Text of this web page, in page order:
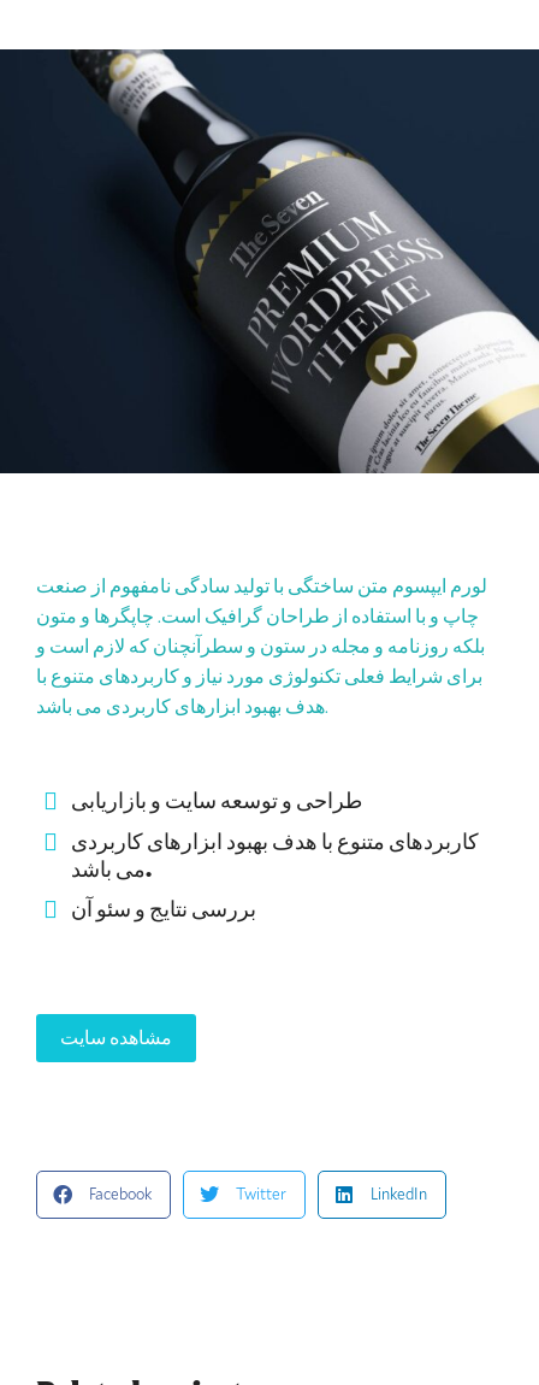
لورم ایپسوم متن ساختگی با تولید سادگی نامفهوم از صنعت
چاپ و با استفاده از طراحان گرافیک است. چاپگرها و متون
بلکه روزنامه و مجله در ستون و سطرآنچنان که لازم است و
برای شرایط فعلی تکنولوژی مورد نیاز و کاربردهای متنوع با
هدف بهبود ابزارهای کاربردی می باشد.
طراحی و توسعه سایت و بازاریابی
کاربردهای متنوع با هدف بهبود ابزارهای کاربردی
می باشد.
بررسی نتایج و سئو آن
مشاهده سایت
Facebook Twitter LinkedIn